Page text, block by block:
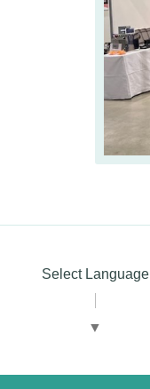
Select Language
▼